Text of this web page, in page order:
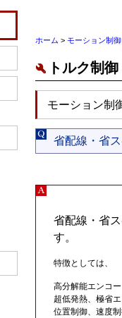
ホーム > モーション制
トルク制
モーション制
省配線・省
省配線・省
す。
特徴としては、
高分解能エンコ
超低発熱、極省
位置制御、速度